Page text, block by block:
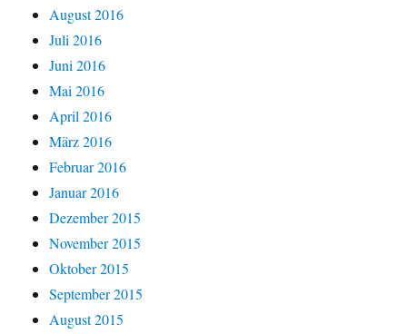
August 2016
Juli 2016
Juni 2016
Mai 2016
April 2016
März 2016
Februar 2016
Januar 2016
Dezember 2015
November 2015
Oktober 2015
September 2015
August 2015